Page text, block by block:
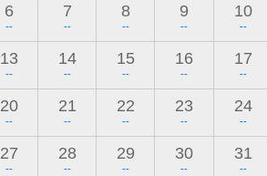
6
--
7
--
8
--
9
--
10
--
13
--
14
--
15
--
16
--
17
--
20
--
21
--
22
--
23
--
24
--
27
--
28
--
29
--
30
--
31
--